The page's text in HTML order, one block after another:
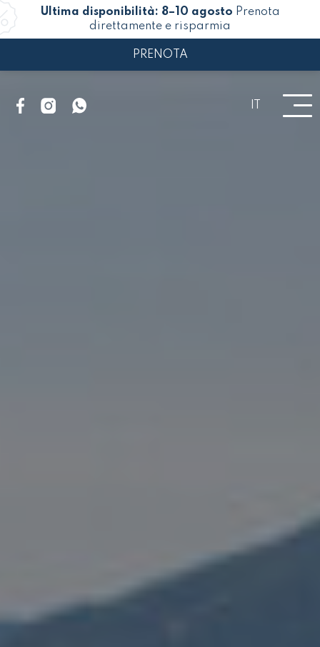
Ultima disponibilità: 8–10 agosto Prenota
direttamente e risparmia
PRENOTA